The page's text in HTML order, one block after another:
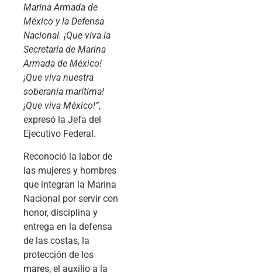
Marina Armada de
México y la Defensa
Nacional. ¡Que viva la
Secretaría de Marina
Armada de México!
¡Que viva nuestra
soberanía marítima!
¡Que viva México!”,
expresó la Jefa del
Ejecutivo Federal.
Reconoció la labor de
las mujeres y hombres
que integran la Marina
Nacional por servir con
honor, disciplina y
entrega en la defensa
de las costas, la
protección de los
mares, el auxilio a la